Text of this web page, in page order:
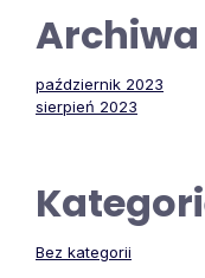
Archiwa
październik 2023
sierpień 2023
Bez kategorii